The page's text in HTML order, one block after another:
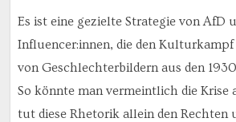
Es ist eine gezielte Strategie von AfD
Influencer:innen, die den
von Geschlechterbildern aus den
So könnte man vermeintlich die Krise
tut diese Rhetorik allein den Rechten